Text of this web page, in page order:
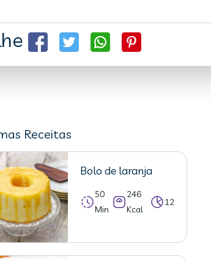
Receitas
Bolo de laranja
50
Min
246
Kcal
12